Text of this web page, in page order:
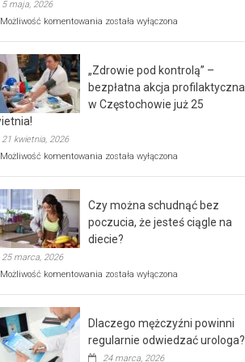
5 maja, 2026
Możliwość komentowania Rusza
rehabilitacji
dla
seniorów!
została wyłączona
„Zdrowie pod kontrolą” –
bezpłatna akcja profilaktyczna
w Częstochowie już 25
21 kwietnia, 2026
Możliwość komentowania „Zdrowie
bezpłatna
akcja
profilaktyczna
w
już
kwietnia!
została wyłączona
Czy można schudnąć bez
poczucia, że jesteś ciągle na
diecie?
25 marca, 2026
Możliwość komentowania Czy
poczucia,
że
została wyłączona
Dlaczego mężczyźni powinni
regularnie odwiedzać urologa?
24 marca, 2026